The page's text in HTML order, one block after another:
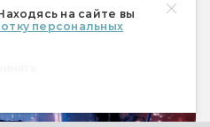
на сайте вы
персональных